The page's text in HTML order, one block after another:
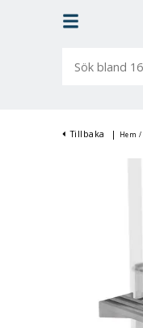
bland
Tillbaka | Hem /